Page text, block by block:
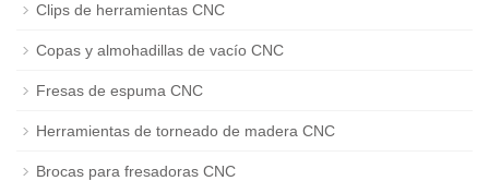
Clips de herramientas CNC
Copas y almohadillas de vacío CNC
Fresas de espuma CNC
Herramientas de torneado de madera CNC
Brocas para fresadoras CNC